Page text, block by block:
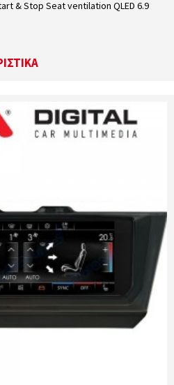
& Stop Seat ventilation QLED 6.9